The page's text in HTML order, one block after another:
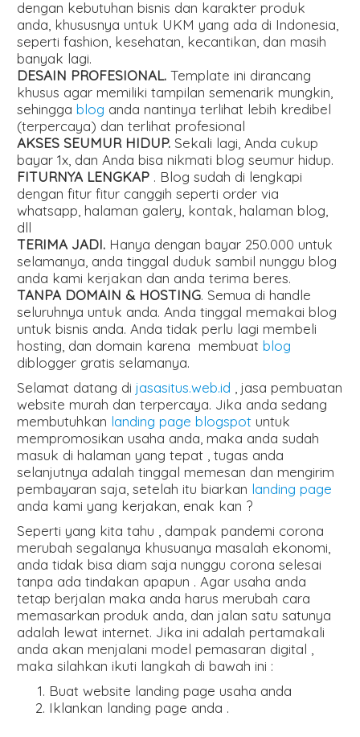
dengan kebutuhan bisnis dan karakter produk
anda, khususnya untuk UKM yang ada di Indonesia,
seperti fashion, kesehatan, kecantikan, dan masih
banyak lagi.
DESAIN PROFESIONAL. Template ini dirancang
khusus agar memiliki tampilan semenarik mungkin,
sehinggablog anda nantinya terlihat lebih kredibel
(terpercaya) dan terlihat profesional
AKSES SEUMUR HIDUP. Sekali lagi, Anda cukup
bayar 1x, dan Anda bisa nikmati blog seumur hidup.
FITURNYA LENGKAP . Blog sudah di lengkapi
dengan fitur fitur canggih seperti order via
whatsapp, halaman galery, kontak, halaman blog,
dll
TERIMA JADI. Hanya dengan bayar 250.000 untuk
selamanya, anda tinggal duduk sambil nunggu blog
anda kami kerjakan dan anda terima beres.
TANPA DOMAIN & HOSTING. Semua di handle
seluruhnya untuk anda. Anda tinggal memakai blog
untuk bisnis anda. Anda tidak perlu lagi membeli
hosting, dan domain karena membuatblog
diblogger gratis selamanya.
Selamat datang dijasasitus.web.id , jasa pembuatan
website murah dan terpercaya. Jika anda sedang
membutuhkan landing page blogspot untuk
mempromosikan usaha anda, maka anda sudah
masuk di halaman yang tepat , tugas anda
selanjutnya adalah tinggal memesan dan mengirim
pembayaran saja, setelah itu biarkan landing page
anda kami yang kerjakan, enak kan ?
Seperti yang kita tahu , dampak pandemi corona
merubah segalanya khusuanya masalah ekonomi,
anda tidak bisa diam saja nunggu corona selesai
tanpa ada tindakan apapun . Agar usaha anda
tetap berjalan maka anda harus merubah cara
memasarkan produk anda, dan jalan satu satunya
adalah lewat internet. Jika ini adalah pertamakali
anda akan menjalani model pemasaran digital ,
maka silahkan ikuti langkah di bawah ini :
Buat website landing page usaha anda
Iklankan landing page anda .